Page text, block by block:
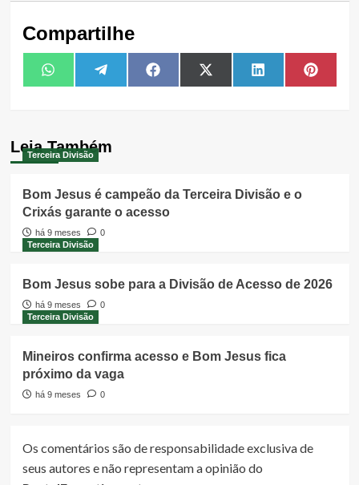
Compartilhe
Share
on
WhatsAppShare
on
TelegramShare
on
FacebookShare
on
X
(Twitter)
Share
on
LinkedIn Share
on
Leia Também
Terceira Divisão
Bom Jesus é campeão da Terceira Divisão e o
Crixás garante o acesso
há 9 meses
0
Terceira Divisão
Bom Jesus sobe para a Divisão de Acesso de 2026
há 9 meses
0
Terceira Divisão
Mineiros confirma acesso e Bom Jesus fica
próximo da vaga
há 9 meses 0
Os comentários são de responsabilidade exclusiva de
seus autores e não representam a opinião do